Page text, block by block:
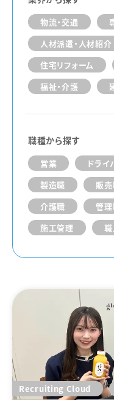
物流・交通
人材派遣・人材紹介
住宅リフォーム
福祉・介護
職種から探す
営業 ドライ
製造職
販
介護職
管
施工管理
職
Recruiting Cloud